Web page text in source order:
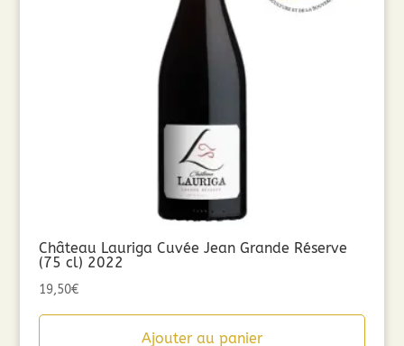
Château Lauriga Cuvée Jean Grande Réserve
(75 cl) 2022
19,50€
Ajouter au panier